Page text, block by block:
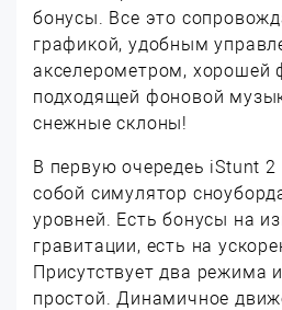
бонусы. Все это
графикой, удобным
акселерометром, хорошей
подходящей фоновой
снежные склоны!
В первую очередеь iStunt 2
собой симулятор
уровней. Есть бонусы на
гравитации, есть на
Присутствует два режима
простой. Динамичное